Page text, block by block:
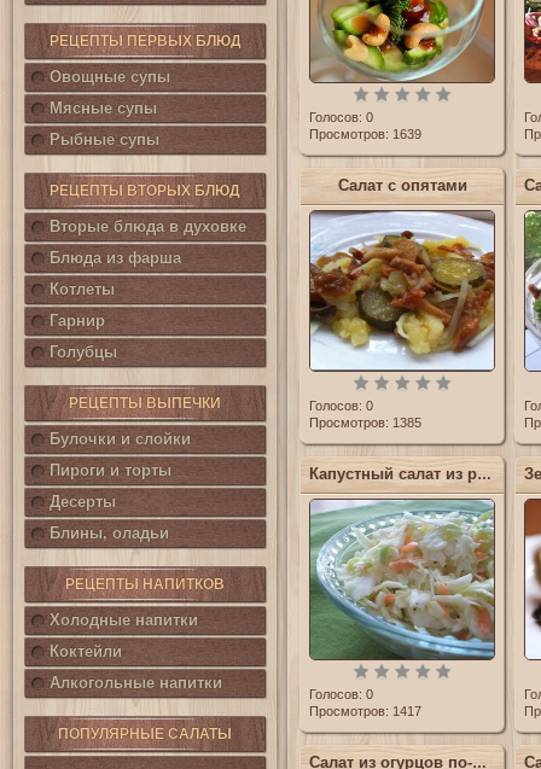
РЕЦЕПТЫ ПЕРВЫХ БЛЮД
Овощные супы
Мясные супы
Рыбные супы
РЕЦЕПТЫ ВТОРЫХ БЛЮД
Вторые блюда в духовке
Блюда из фарша
Котлеты
Гарнир
Голубцы
РЕЦЕПТЫ ВЫПЕЧКИ
Булочки и слойки
Пироги и торты
Десерты
Блины, оладьи
РЕЦЕПТЫ НАПИТКОВ
Холодные напитки
Коктейли
Алкогольные напитки
ПОПУЛЯРНЫЕ САЛАТЫ
Голосов: 0
Просмотров: 1639
Салат с опятами
Голосов: 0
Просмотров: 1385
Капустный салат из ресторана
Голосов: 0
Просмотров: 1417
Салат из огурцов по-польски